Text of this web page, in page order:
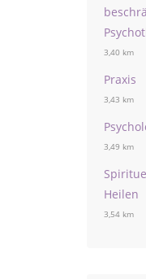
3,40 km
Praxis
3,43 km
3,49 km
Heilen
3,54 km